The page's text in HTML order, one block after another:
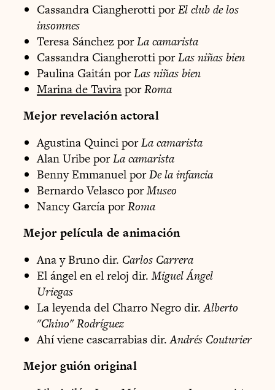
Cassandra Ciangherotti porEl club de los
insomnes
Teresa Sánchez porLa camarista
Cassandra Ciangherotti porLas niñas bien
Paulina Gaitán porLas niñas bien
Marina de TaviraporRoma
Mejor revelación actoral
Agustina Quinci porLa camarista
Alan Uribe porLa camarista
Benny Emmanuel porDe la infancia
Bernardo Velasco porMuseo
Nancy García porRoma
Mejor película de animación
Ana y Bruno dir. Carlos Carrera
El ángel en el reloj dir.Miguel Ángel
Uriegas
La leyenda del Charro Negro dir.Alberto
"Chino" Rodríguez
Ahí viene cascarrabias dir.Andrés Couturier
Mejor guión original